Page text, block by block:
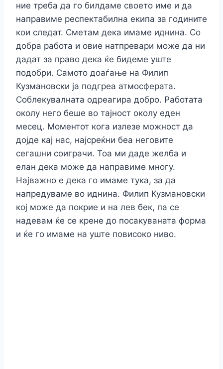
ние треба да го билдаме своето име и да
направиме респектабилна екипа за годините
кои следат. Сметам дека имаме иднина. Со
добра работа и овие натпревари може да ни
дадат за право дека ќе бидеме уште
подобри. Самото доаѓање на Филип
Кузмановски ја подгреа атмосферата.
Соблекувалната одреагира добро. Работата
околу него беше во тајност околу еден
месец. Моментот кога излезе можност да
дојде кај нас, најсреќни беа неговите
сегашни соиграчи. Тоа ми даде желба и
елан дека може да направиме многу.
Најважно е дека го имаме тука, за да
напредуваме во иднина. Филип Кузмановски
кој може да покрие и на лев бек, па се
надевам ќе се крене до посакуваната форма
и ќе го имаме на уште повисоко ниво.